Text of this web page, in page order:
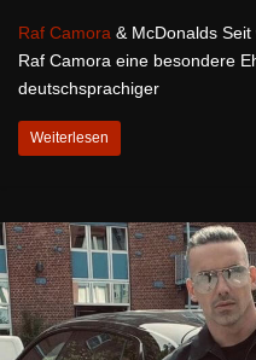
Raf Camora & McDonalds
Raf Camora eine besondere
deutschsprachiger
Weiterlesen